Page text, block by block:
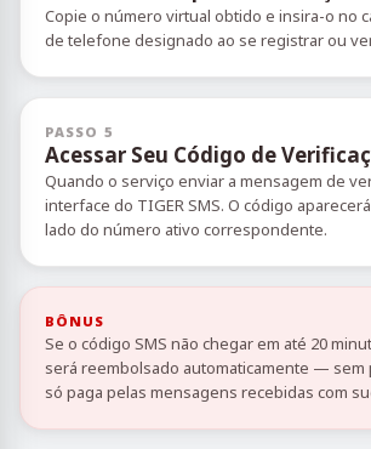
Copie o número virtual obtido e insira-o no
de telefone designado ao se registrar ou
PASSO 5
Acessar Seu Código de
Quando o serviço enviar a mensagem de
interface do TIGER SMS. O código
lado do número ativo correspondente.
BÔNUS
Se o código SMS não chegar em até 20
será reembolsado automaticamente — sem
só paga pelas mensagens recebidas com